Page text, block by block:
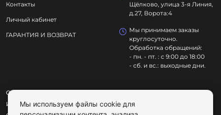
Контакты
Личный кабинет
ГАРАНТИЯ И ВОЗВРАТ
Щёлково, улица 3-я Линия,
д.27, Ворота:4
Мы принимаем заказы
круглосуточно.
Обработка обращений:
- пн. - пт. : с 9:00 до 18:00
- сб. и вс.: выходные дни.
ООО "ОЗДОРОВИТЕЛЬНЫЕ ТЕХНОЛОГИИ"
ИНН7801695614
Мы используем файлы cookie для